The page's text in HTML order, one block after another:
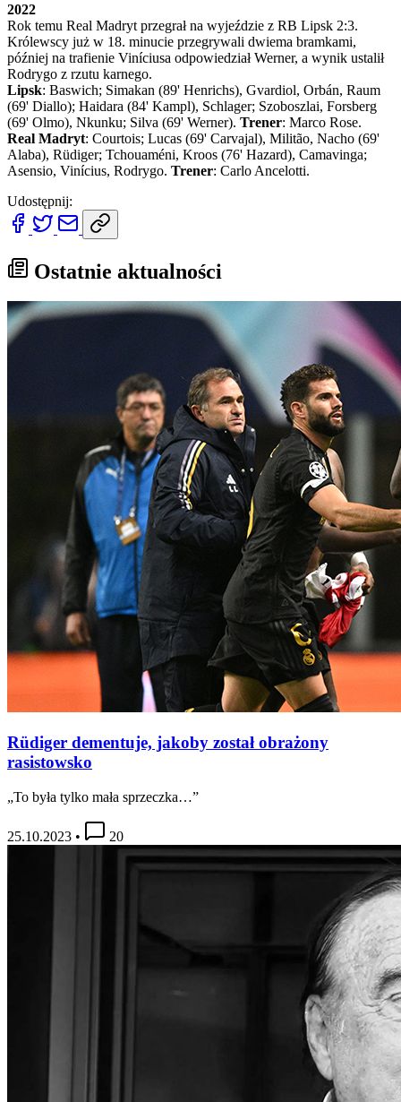
2022
Rok temu Real Madryt przegrał na wyjeździe z RB Lipsk 2:3.
Królewscy już w 18. minucie przegrywali dwiema bramkami,
później na trafienie Viníciusa odpowiedział Werner, a wynik ustalił
Rodrygo z rzutu karnego.
Lipsk: Baswich; Simakan (89' Henrichs), Gvardiol, Orbán, Raum
(69' Diallo); Haidara (84' Kampl), Schlager; Szoboszlai, Forsberg
(69' Olmo), Nkunku; Silva (69' Werner). Trener: Marco Rose.
Real Madryt: Courtois; Lucas (69' Carvajal), Militão, Nacho (69'
Alaba), Rüdiger; Tchouaméni, Kroos (76' Hazard), Camavinga;
Asensio, Vinícius, Rodrygo. Trener: Carlo Ancelotti.
Udostępnij:
Ostatnie aktualności
Rüdiger dementuje, jakoby został obrażony
rasistowsko
„To była tylko mała sprzeczka…”
25.10.2023 • 20